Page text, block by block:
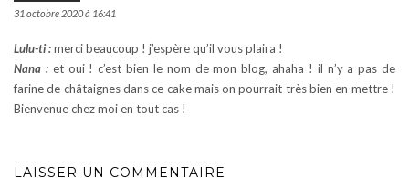
31 octobre 2020 à 16:41
Lulu-ti :merci beaucoup ! j’espère qu’il vous plaira !
Nana :et oui ! c’est bien le nom de mon blog, ahaha ! il n’y a pas de
farine de châtaignes dans ce cake mais on pourrait très bien en mettre !
Bienvenue chez moi en tout cas !
LAISSER UN COMMENTAIRE